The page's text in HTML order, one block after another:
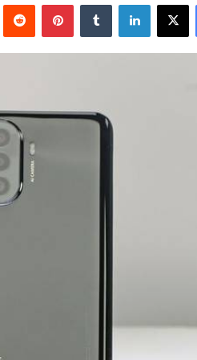
إلكترونيا
فيسبوك ‫X لينكدإن بينتيريست